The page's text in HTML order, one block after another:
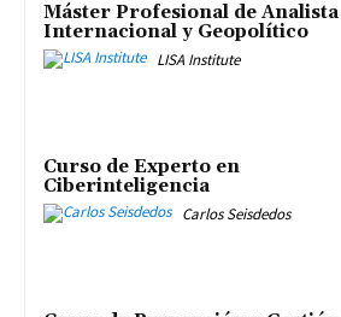
Máster Profesional de Analista
Internacional y Geopolítico
LISA Institute
Curso de Experto en
Ciberinteligencia
Carlos Seisdedos